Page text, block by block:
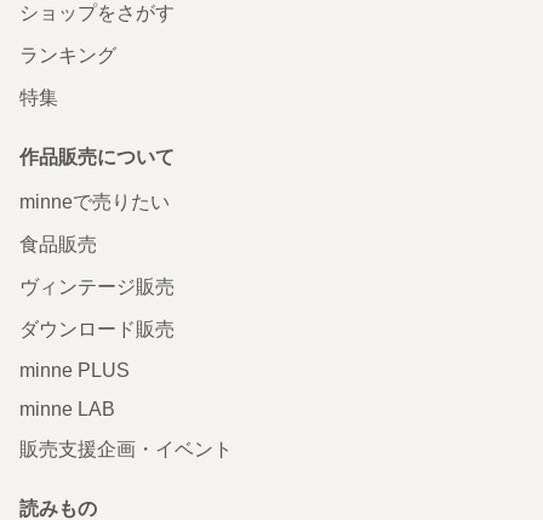
ショップをさがす
ランキング
特集
作品販売について
minneで売りたい
食品販売
ヴィンテージ販売
ダウンロード販売
minne PLUS
minne LAB
販売支援企画・イベント
読みもの